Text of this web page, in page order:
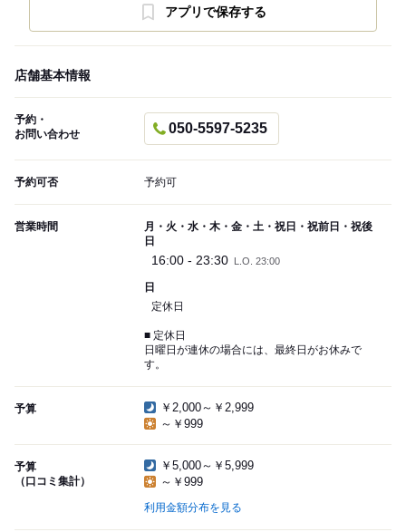
アプリで保存する
店舗基本情報
予約・
お問い合わせ
050-5597-5235
予約可否 予約可
営業時間
月・火・水・木・金・土・祝日・祝前日・祝後
日
16:00 - 23:30 L.O. 23:00
日
定休日
■ 定休日
日曜日が連休の場合には、最終日がお休みで
す。
予算
￥2,000～￥2,999
～￥999
予算
（口コミ集計）
￥5,000～￥5,999
～￥999
利用金額分布を見る